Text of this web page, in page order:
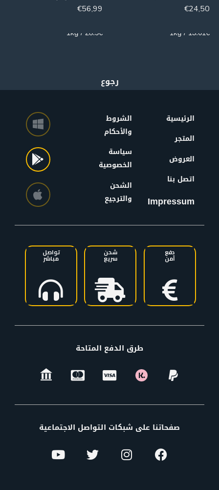
€24,50
13.61€ / 1kg
€56,99
28.5€ / 1kg
الرئيسية
المتجر
العروض
اتصل بنا
Impressum
الشروط
والأحكام
سياسة
الخصوصية
الشحن
والترجيع
دفع
آمن
شحن
سريع
تواصل
مباشر
طرق الدفع المتاحة
صفحاتنا على شبكات التواصل الاجتماعية